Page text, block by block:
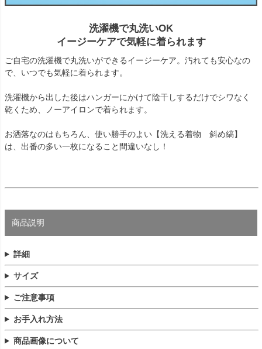
洗濯機で丸洗いOK
イージーケアで気軽に着られます
ご自宅の洗濯機で丸洗いができるイージーケア。汚れても安心なの
で、いつでも気軽に着られます。
洗濯機から出した後はハンガーにかけて陰干しするだけでシワなく
乾くため、ノーアイロンで着られます。
お洒落なのはもちろん、使い勝手のよい【洗える着物 斜め縞】
は、出番の多い一枚になること間違いなし！
商品説明
詳細
サイズ
ご注意事項
お手入れ方法
商品画像について